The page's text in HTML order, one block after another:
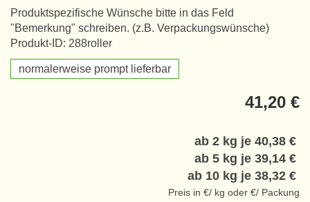
Produktspezifische Wünsche bitte in das Feld
"Bemerkung" schreiben. (z.B. Verpackungswünsche)
Produkt-ID: 288roller
normalerweise prompt lieferbar
41,20 €
ab 2 kg je 40,38 €
ab 5 kg je 39,14 €
ab 10 kg je 38,32 €
Preis in €/ kg oder €/ Packung